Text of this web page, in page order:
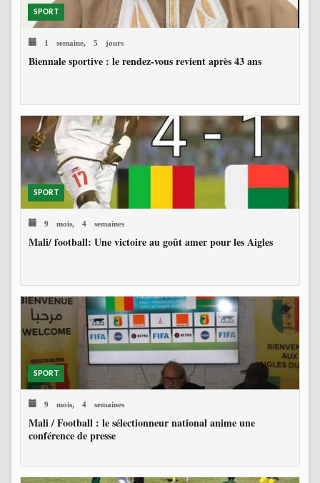
SPORT
1 semaine, 5 jours
Biennale sportive : le rendez-vous revient après 43 ans
SPORT
9 mois, 4 semaines
Mali/ football: Une victoire au goût amer pour les Aigles
SPORT
9 mois, 4 semaines
Mali / Football : le sélectionneur national anime une
conférence de presse